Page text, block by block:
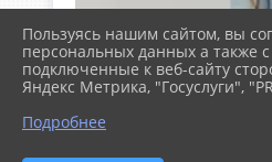
Пользуясь нашим сайтом, вы
персональных данных а также
подключенные к веб-сайту
Яндекс Метрика, "Госуслуги",
Подробнее